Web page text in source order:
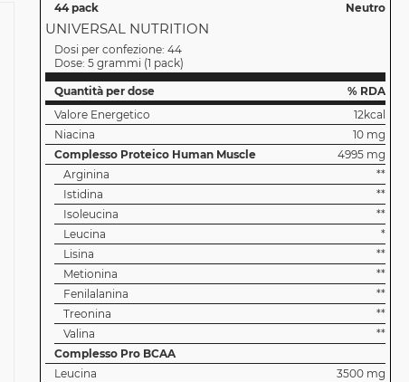
44 pack Neutro
UNIVERSAL NUTRITION
Dosi per confezione: 44
Dose: 5 grammi (1 pack)
Quantità per dose
% RDA
Valore Energetico
12kcal
Niacina
10 mg
Complesso Proteico Human Muscle
4995 mg
Arginina
**
Istidina
**
Isoleucina
**
Leucina
*
Lisina
**
Metionina
**
Fenilalanina
**
Treonina
**
Valina
**
Complesso Pro BCAA
Leucina
3500 mg